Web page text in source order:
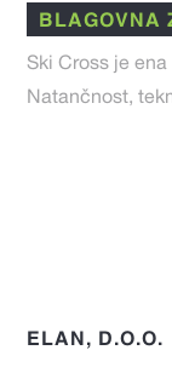
BLAGOVNA
Ski Cross je
Natančnost,
ELAN, D.O.O.